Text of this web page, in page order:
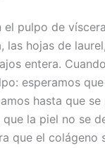
el pulpo de
las hojas de
entera.
esperamos
hasta que
la piel no se
que el colágeno